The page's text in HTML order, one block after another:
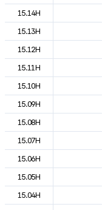
15.14H
15.13H
15.12H
15.11H
15.10H
15.09H
15.08H
15.07H
15.06H
15.05H
15.04H